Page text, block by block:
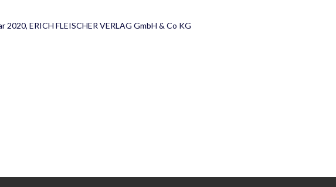
ERICH FLEISCHER VERLAG GmbH & Co KG